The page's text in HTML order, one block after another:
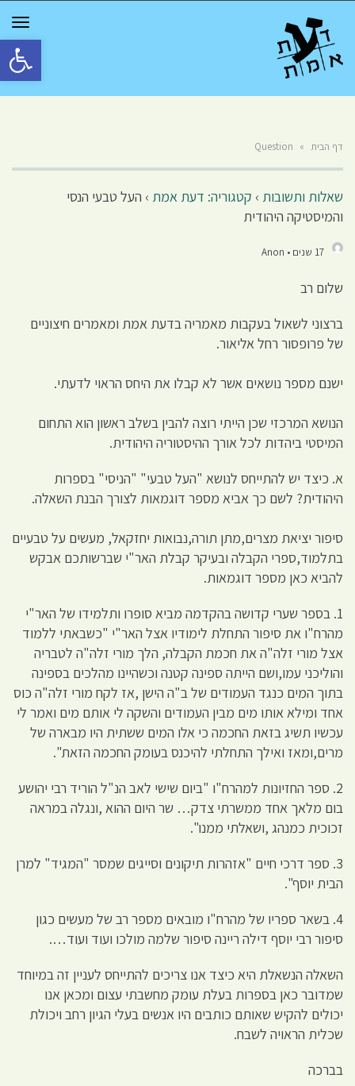
פתח
דף הבית »
Question
שאלות ותשובות › קטגוריה: דעת אמת › העל טבעי הנסי
והמיסטיקה היהודית
17 שנים • Anon
שלום רב
ברצוני לשאול בעקבות מאמריה בדעת אמת ומאמרים חיצוניים
של פרופסור רחל אליאור.
ישנם מספר נושאים אשר לא קבלו את היחס הראוי לדעתי.
הנושא המרכזי שכן הייתי רוצה להבין בשלב ראשון הוא התחום
המיסטי ביהדות לכל אורך ההיסטוריה היהודית.
א. כיצד יש להתייחס לנושא "העל טבעי" "הניסי" בספרות
היהודית? לשם כך אביא מספר דוגמאות לצורך הבנת השאלה.
סיפור יציאת מצרים,מתן תורה,נבואות יחזקאל, מעשים על טבעיים
בתלמוד,ספרי הקבלה ובעיקר קבלת האר"י שברשותכם אבקש
להביא כאן מספר דוגמאות.
1. בספר שערי קדושה בהקדמה מביא סופרו ותלמידו של האר"י
מהרח"ו את סיפור התחלת לימודיו אצל האר"י "כשבאתי ללמוד
אצל מורי זלה"ה את חכמת הקבלה, הלך מורי זלה"ה לטבריה
והוליכני עמו,ושם הייתה ספינה קטנה וכשהיינו מהלכים בספינה
בתוך המים כנגד העמודים של ב"ה הישן ,אז לקח מורי זלה"ה כוס
אחד ומילא אותו מים מבין העמודים והשקה לי אותם מים ואמר לי
עכשיו תשיג בזאת החכמה כי אלו המים ששתית היו מבארה של
מרים,ומאז ואילך התחלתי להיכנס בעומק החכמה הזאת".
2. ספר החזיונות למהרח"ו "ביום שישי לאב הנ"ל הוריד רבי יהושע
בום מלאך אחד ממשרתי צדק… שר היום ההוא ,ונגלה במראה
זכוכית כמנהג ,ושאלתי ממנו".
3. ספר דרכי חיים "אזהרות תיקונים וסייגים שמסר "המגיד" למרן
הבית יוסף".
4. בשאר ספריו של מהרח"ו מובאים מספר רב של מעשים כגון
סיפור רבי יוסף דילה ריינה סיפור שלמה מולכו ועוד ועוד….
השאלה הנשאלת היא כיצד אנו צריכים להתייחס לעניין זה במיוחד
שמדובר כאן בספרות בעלת עומק מחשבתי עצום ומכאן אנו
יכולים להקיש שאותם כותבים היו אנשים בעלי הגיון רחב ויכולת
שכלית הראויה לשבח.
בברכה